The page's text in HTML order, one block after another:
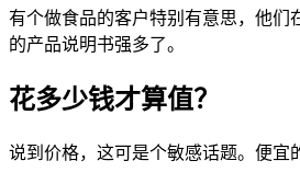
有个做食品的客户特别有意思，他
的产品说明书强多了。
花多少钱才算值？
说到价格，这可是个敏感话题。便宜